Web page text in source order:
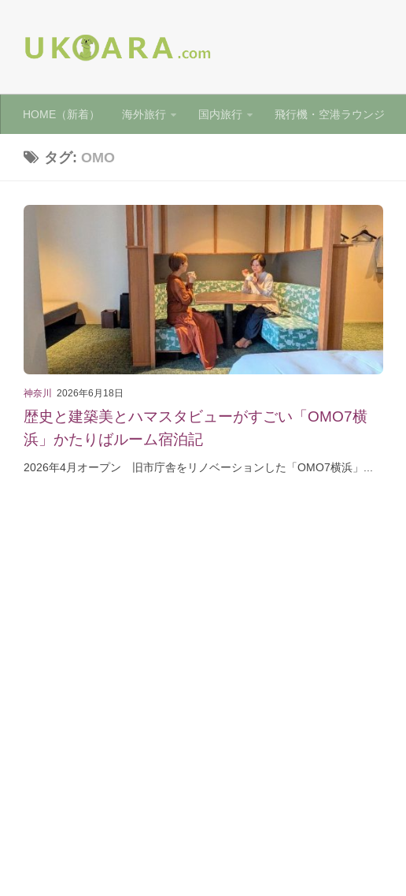
HOME（新着） 海外旅行 国内旅行 飛行機・空港ラウンジ
タグ: OMO
神奈川 2026年6月18日
歴史と建築美とハマスタビューがすごい「OMO7横
浜」かたりばルーム宿泊記
2026年4月オープン 旧市庁舎をリノベーションした「OMO7横浜」...